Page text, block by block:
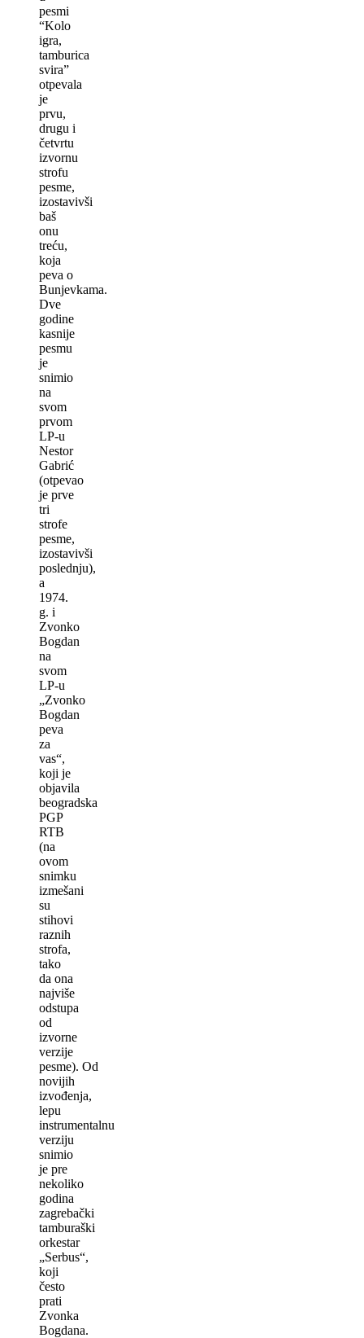
pesmi
“Kolo
igra,
tamburica
svira”
otpevala
je
prvu,
drugu i
četvrtu
izvornu
strofu
pesme,
izostavivši
baš
onu
treću,
koja
peva o
Bunjevkama.
Dve
godine
kasnije
pesmu
je
snimio
na
svom
prvom
LP-u
Nestor
Gabrić
(otpevao
je prve
tri
strofe
pesme,
izostavivši
poslednju),
a
1974.
g. i
Zvonko
Bogdan
na
svom
LP-u
„Zvonko
Bogdan
peva
za
vas“,
koji je
objavila
beogradska
PGP
RTB
(na
ovom
snimku
izmešani
su
stihovi
raznih
strofa,
tako
da ona
najviše
odstupa
od
izvorne
verzije
pesme). Od
novijih
izvođenja,
lepu
instrumentalnu
verziju
snimio
je pre
nekoliko
godina
zagrebački
tamburaški
orkestar
„Serbus“,
koji
često
prati
Zvonka
Bogdana.